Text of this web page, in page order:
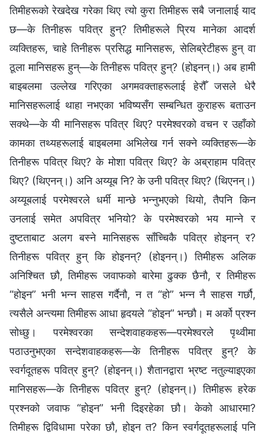
तिमीहरूको रेखदेख गरेका थिए त्यो कुरा तिमीहरू सबै जनालाई याद
छ—के तिनीहरू पवित्र हुन्? तिमीहरूले प्रिय मानेका आदर्श
व्यक्तिहरू, चाहे तिनीहरू प्रसिद्ध मानिसहरू, सेलिब्रेटीहरू हुन् वा
ठूला मानिसहरू हुन्—के तिनीहरू पवित्र हुन्? (होइनन्।) अब हामी
बाइबलमा उल्लेख गरिएका अगमवक्ताहरूलाई हेरौँ जसले धेरै
मानिसहरूलाई थाहा नभएका भविष्यसँग सम्बन्धित कुराहरू बताउन
सक्थे—के यी मानिसहरू पवित्र थिए? परमेश्‍वरको वचन र उहाँको
कामका तथ्यहरूलाई बाइबलमा अभिलेख गर्न सक्‍ने व्यक्तिहरू—के
तिनीहरू पवित्र थिए? के मोशा पवित्र थिए? के अब्राहाम पवित्र
थिए? (थिएनन्।) अनि अय्यूब नि? के उनी पवित्र थिए? (थिएनन्।)
अय्यूबलाई परमेश्‍वरले धर्मी मान्छे भन्‍नुभएको थियो, तैपनि किन
उनलाई समेत अपवित्र भनियो? के परमेश्‍वरको भय मान्‍ने र
दुष्‍टताबाट अलग बस्‍ने मानिसहरू साँच्‍चिकै पवित्र होइनन् र?
तिनीहरू पवित्र हुन् कि होइनन्? (होइनन्।) तिमीहरू अलिक
अनिश्‍चित छौ, तिमीहरू जवाफको बारेमा ढुक्‍क छैनौ, र तिमीहरू
“होइन” भनी भन्‍न साहस गर्दैनौ, न त “हो” भन्‍न नै साहस गर्छौ,
त्यसैले अन्त्यमा तिमीहरू आधा हृदयले “होइन” भन्छौ। म अर्को प्रश्‍न
सोध्छु। परमेश्‍वरका सन्देशवाहकहरू—परमेश्‍वरले पृथ्‍वीमा
पठाउनुभएका सन्देशवाहकहरू—के तिनीहरू पवित्र हुन्? के
स्वर्गदूतहरू पवित्र हुन्? (होइनन्।) शैतानद्वारा भ्रष्‍ट नतुल्याइएका
मानिसहरू—के तिनीहरू पवित्र हुन्? (होइनन्।) तिमीहरू हरेक
प्रश्‍नको जवाफ “होइन” भनी दिइरहेका छौ। केको आधारमा?
तिमीहरू द्विविधामा परेका छौ, होइन त? किन स्वर्गदूतहरूलाई पनि